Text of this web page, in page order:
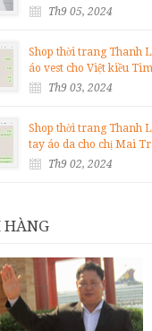
Th9 05, 2024
Shop thời trang Thanh
áo vest cho Việt kiều
Th9 03, 2024
Shop thời trang Thanh
tay áo da cho chị Mai
Th9 02, 2024
HÀNG